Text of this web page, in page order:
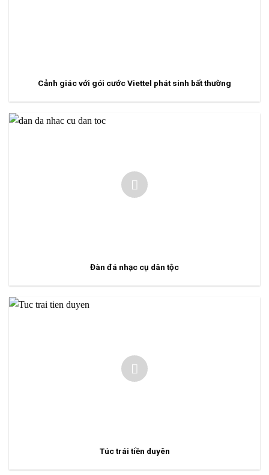
Cảnh giác với gói cước Viettel phát sinh bất thường
Đàn đá nhạc cụ dân tộc
Túc trái tiền duyên